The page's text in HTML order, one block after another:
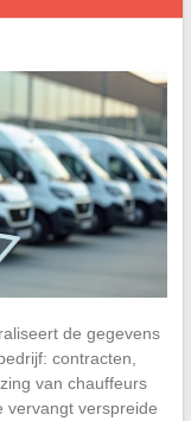
de gegevens
contracten,
van chauffeurs
vervangt verspreide